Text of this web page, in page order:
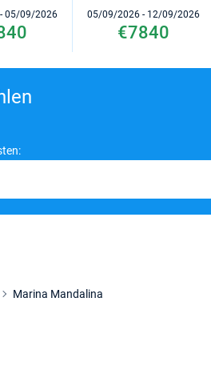
05/09/2026 05/09/2026 - 12/09/2026
€7840
Marina Mandalina